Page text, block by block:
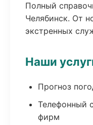
Полный
Челябинск. От
экстренных
Наши
Прогноз
Телефонный
фирм